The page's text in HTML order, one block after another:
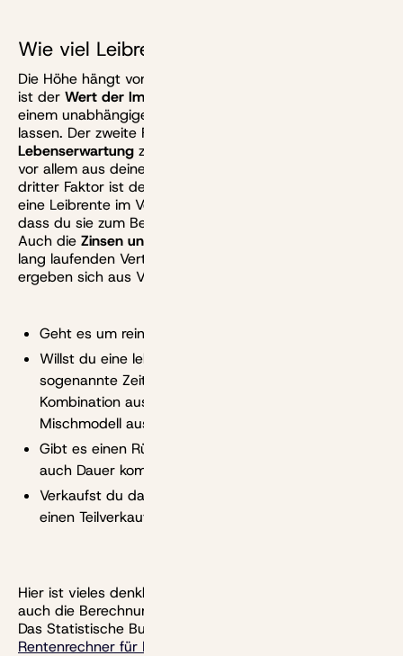
Wie viel Leibrente bekomme ich?
Die Höhe hängt von vielen Faktoren ab. Der wichtigste
ist der Wert der Immobilie
einem unabhängigen Sachverständigen bewerten
lassen. Der zweite Faktor ist deine statistische
Lebenserwartung zum Zeitpunkt des Verkaufs, die sich
vor allem aus deinem Alter und Geschlecht ergibt. Ein
dritter Faktor ist der
eine Leibrente im Vertrag auch aufschieben lassen, so
dass du sie zum Beispiel erst mit 70 Jahren bekommst.
Auch die Zinsen und Zinserwartungen
lang laufenden Verträgen eine Rolle. Weitere Variablen
ergeben sich aus Vertragsdetails. Etwa:
Geht es um reines Wohnrecht oder Nießbrauch?
Willst du eine lebenslange Leibrente, eine
sogenannte Zeitrente für einige Jahre, eine
Kombination aus Einmalzahlung und Rente oder ein
Mischmodell aus all dem?
Gibt es einen Rückmietvertrag oder ist die Miete
auch Dauer komplett kostenfrei?
Verkaufst du das aus komplett oder machst du nur
einen Teilverkauf und bleibt Miteigentümer?
Hier ist vieles denkbar. Entsprechend komplex ist aber
auch die Berechnung der konkreten Leibrentenhöhe.
Das Statistische Bundesamt hat einen eigenen
Rentenrechner für Leibrenten